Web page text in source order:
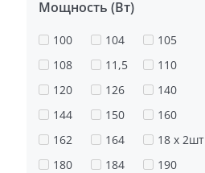
Мощность (Вт)
100 104
105
108
11,5
110
120
126
140
144
150
160
162
164
18 x 2шт
180
184
190